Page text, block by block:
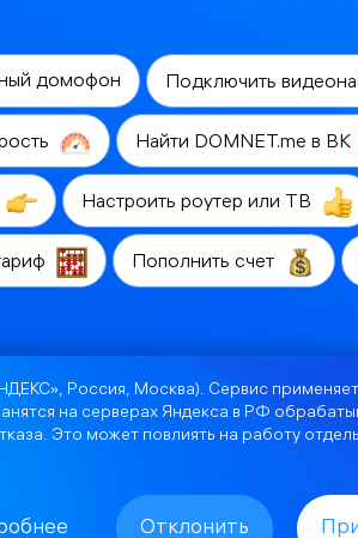
домофон Подключить
Найти DOMNET.me в ВК
Настроить роутер или ТВ
Пополнить счет
Россия, Москва). Сервис
на серверах Яндекса в РФ
. Это может повлиять на работу
Отклонить